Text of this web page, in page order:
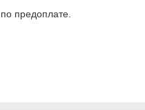
предоплате.